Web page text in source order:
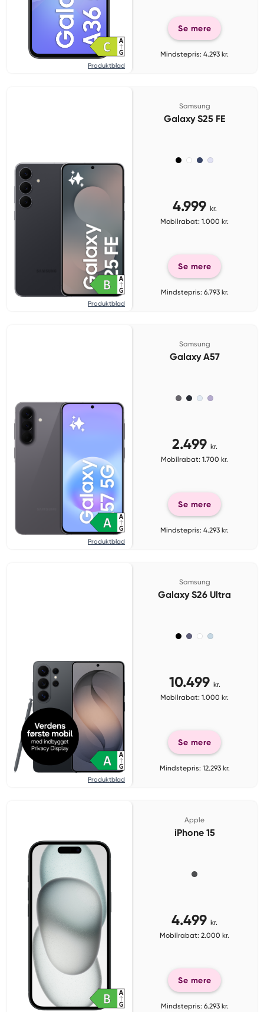
Produktblad
Se mere
Mindstepris: 4.293 kr.
Produktblad
Samsung
Galaxy S25 FE
4.999 kr.
Mobilrabat: 1.000 kr.
Se mere
Mindstepris: 6.793 kr.
Produktblad
Samsung
Galaxy A57
2.499 kr.
Mobilrabat: 1.700 kr.
Se mere
Mindstepris: 4.293 kr.
Produktblad
Samsung
Galaxy S26 Ultra
10.499 kr.
Mobilrabat: 1.000 kr.
Se mere
Mindstepris: 12.293 kr.
Apple
iPhone 15
4.499 kr.
Mobilrabat: 2.000 kr.
Se mere
Mindstepris: 6.293 kr.